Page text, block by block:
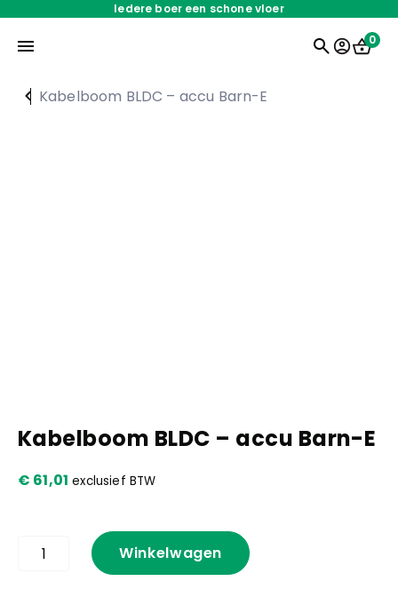
Iedere boer een schone vloer
Kennis en praktijk
Contact
0
Kabelboom BLDC – accu Barn-E
Kabelboom BLDC – accu Barn-E
€ 61,01 exclusief BTW
Kabelboom
BLDC
Winkelwagen